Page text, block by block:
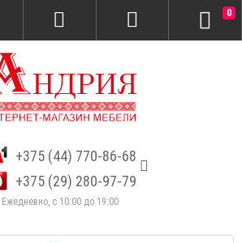
+375 (44) 770-86-68
+375 (29) 280-97-79
Ежедневно, с 10:00 до 19:00
0